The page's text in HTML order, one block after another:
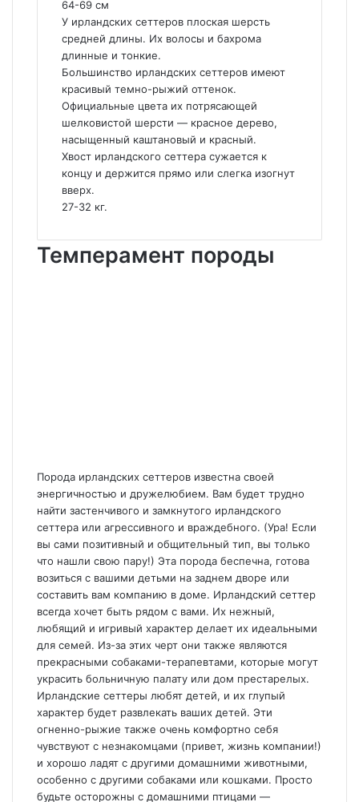
64-69 см
У ирландских сеттеров плоская шерсть
средней длины. Их волосы и бахрома
длинные и тонкие.
Большинство ирландских сеттеров имеют
красивый темно-рыжий оттенок.
Официальные цвета их потрясающей
шелковистой шерсти — красное дерево,
насыщенный каштановый и красный.
Хвост ирландского сеттера сужается к
концу и держится прямо или слегка изогнут
вверх.
27-32 кг.
Темперамент породы
Порода ирландских сеттеров известна своей
энергичностью и дружелюбием. Вам будет трудно
найти застенчивого и замкнутого ирландского
сеттера или агрессивного и враждебного. (Ура! Если
вы сами позитивный и общительный тип, вы только
что нашли свою пару!) Эта порода беспечна, готова
возиться с вашими детьми на заднем дворе или
составить вам компанию в доме. Ирландский сеттер
всегда хочет быть рядом с вами. Их нежный,
любящий и игривый характер делает их идеальными
для семей. Из-за этих черт они также являются
прекрасными собаками-терапевтами, которые могут
украсить больничную палату или дом престарелых.
Ирландские сеттеры любят детей, и их глупый
характер будет развлекать ваших детей. Эти
огненно-рыжие также очень комфортно себя
чувствуют с незнакомцами (привет, жизнь компании!)
и хорошо ладят с другими домашними животными,
особенно с другими собаками или кошками. Просто
будьте осторожны с домашними птицами —